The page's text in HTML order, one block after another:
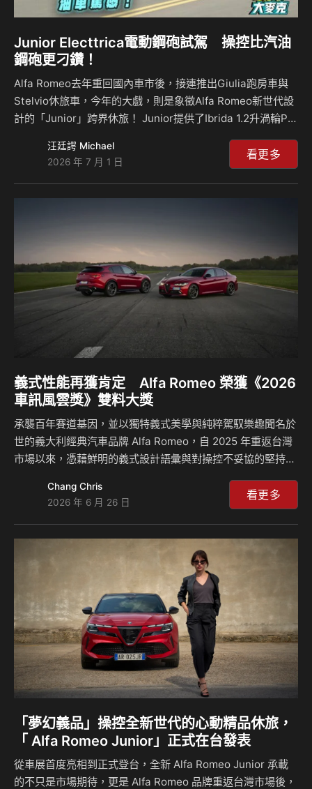
Junior Electtrica電動鋼砲試駕 操控比汽油
鋼砲更刁鑽！
Alfa Romeo去年重回國內車市後，接連推出Giulia跑房車與
Stelvio休旅車，今年的大戲，則是象徵Alfa Romeo新世代設
計的「Junior」跨界休旅！ Junior提供了Ibrida 1.2升渦輪P2
們試駕的Electtrica 280 Veloce版本可輸出280匹馬力，同時
整合運動化懸吊、機械式前軸限滑差速器與緊密轉比等運動化
設定，在山路彎道中的動態超級靈活，絕不輸汽油鋼砲對手，
汪廷諤 Michael
2026 年 7 月 1 日
看更多
義式性能再獲肯定 Alfa Romeo 榮獲《2026
車訊風雲獎》雙料大獎
承襲百年賽道基因，並以獨特義式美學與純粹駕馭樂趣聞名於
世的義大利經典汽車品牌 Alfa Romeo，自 2025 年重返台灣
市場以來，憑藉鮮明的義式設計語彙與對操控不妥協的堅持，
共鳴。 如今，這份對性能與駕馭信仰的堅持再次獲得專業肯
定。在台灣車壇年度盛事《2026 車訊風雲獎》評選中，
Giulia 榮獲「2026 最佳進口豪華中型車」，Stelvio 則獲選
為「2026 最佳進口豪華中型SUV」。 此次雙料大獎，不僅彰
顯 Giulia 與 Stelvio 在各自級距中的產品實力與競爭優勢，更
再次印證 Alfa Romeo 在豪華性…
Chang Chris
2026 年 6 月 26 日
看更多
「夢幻義品」操控全新世代的心動精品休旅，
「 Alfa Romeo Junior」正式在台發表
從車展首度亮相到正式登台，全新 Alfa Romeo Junior 承載
的不只是市場期待，更是 Alfa Romeo 品牌重返台灣市場後，